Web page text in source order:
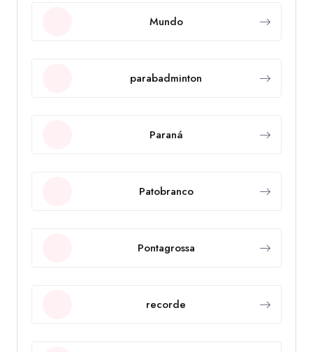
Mundo
parabadminton
Paraná
Patobranco
Pontagrossa
recorde